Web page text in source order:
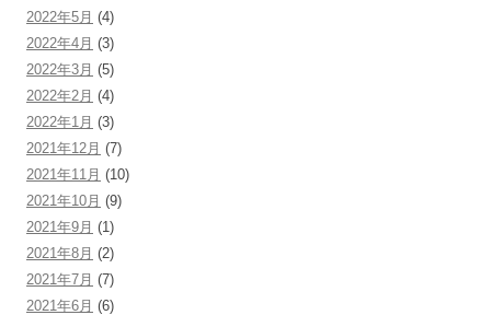
2022年5月 (4)
2022年4月 (3)
2022年3月 (5)
2022年2月 (4)
2022年1月 (3)
2021年12月 (7)
2021年11月 (10)
2021年10月 (9)
2021年9月 (1)
2021年8月 (2)
2021年7月 (7)
2021年6月 (6)